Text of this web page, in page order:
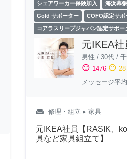
シェアワーカー保険加入 海浜幕
Gold サポーター COFO認定サポ
コアラスリープジャパン認定サポー
元IKEA
男性 / 30代/
sentiment_satisfied 1476 sentiment_neutral 28
メッセージ平
weekend 修理・組立 ▸ 家具
元IKEA社員【RASIK、
具など家具組立て】